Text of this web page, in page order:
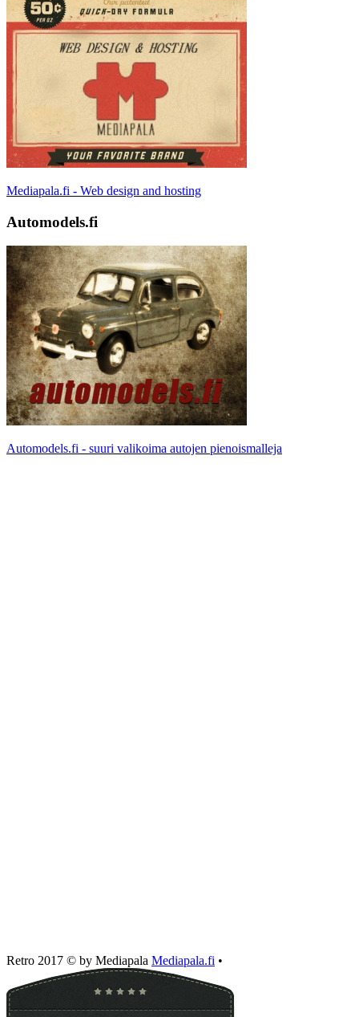
Mediapala.fi - Web design and hosting
Automodels.fi
Automodels.fi - suuri valikoima autojen pienoismalleja
Retro 2017 © by Mediapala Mediapala.fi •